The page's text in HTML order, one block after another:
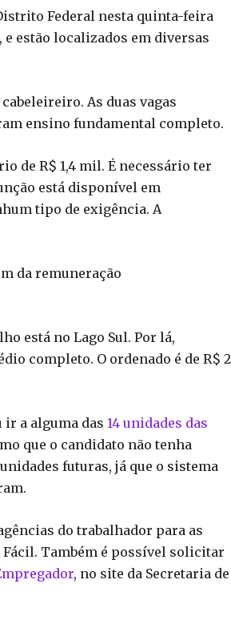
Federal nesta quinta-feira
e estão localizados em diversas
As duas vagas
ensino fundamental completo.
de R$ 1,4 mil. É necessário ter
está disponível em
tipo de exigência. A
da remuneração
está no Lago Sul. Por lá,
completo. O ordenado é de R$ 2
a alguma das 14 unidades das
que o candidato não tenha
futuras, já que o sistema
do trabalhador para as
Também é possível solicitar
, no site da Secretaria de